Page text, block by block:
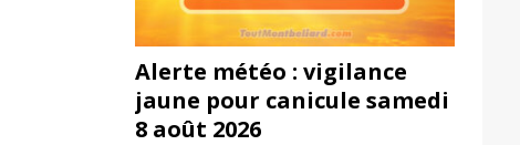
Alerte météo : vigilance
jaune pour canicule samedi
8 août 2026